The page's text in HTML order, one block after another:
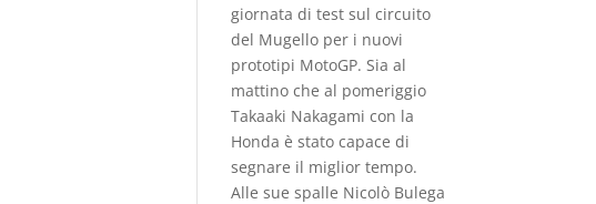
giornata di test sul circuito
del Mugello per i nuovi
prototipi MotoGP. Sia al
mattino che al pomeriggio
Takaaki Nakagami con la
Honda è stato capace di
segnare il miglior tempo.
Alle sue spalle Nicolò Bulega